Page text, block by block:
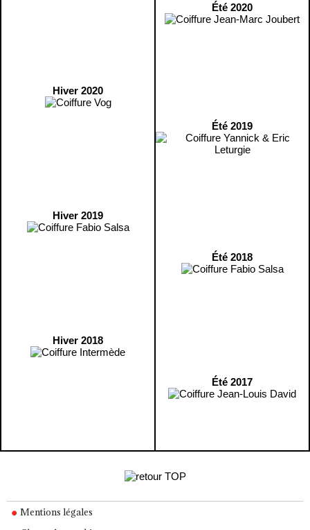
Hiver 2020
Hiver 2019
Hiver 2018
Été 2020
Été 2019
Été 2018
Été 2017
Mentions légales